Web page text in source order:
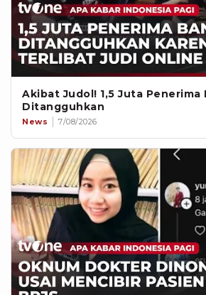
Akibat Judol! 1,5 Juta Penerima
Ditangguhkan
News 7/08/2026